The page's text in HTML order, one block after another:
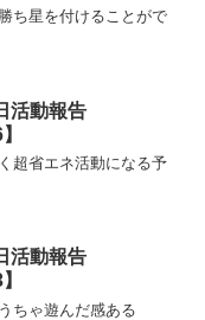
ち星を付けることがで
活動報告
超省エネ活動になる予
活動報告
ちゃ遊んだ感ある